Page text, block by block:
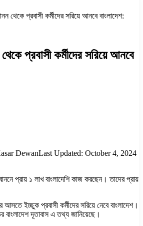
থেকে প্রবাসী কর্মীদের সরিয়ে আনবে বাংলাদেশ:
প্রবাসী কর্মীদের সরিয়ে আনবে
DewanLast Updated: October 4, 2024
প্রায় ১ লাখ বাংলাদেশি কাজ করছেন। তাদের প্রায়
ইচ্ছুক প্রবাসী কর্মীদের সরিয়ে নেবে বাংলাদেশ।
বাংলাদেশ দূতাবাস এ তথ্য জানিয়েছে।